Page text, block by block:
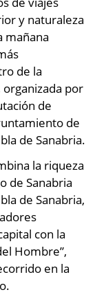
y naturaleza
mañana
de la
por
de
de
de Sanabria.
la riqueza
de Sanabria
de Sanabria,
con la
Hombre”,
en la